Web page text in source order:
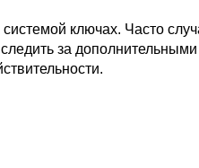
ключах. Часто
за